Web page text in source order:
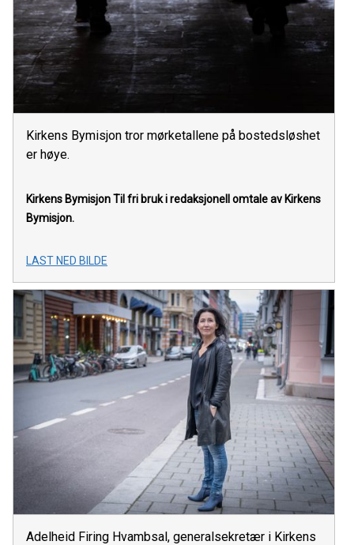
Kirkens Bymisjon tror mørketallene på bostedsløshet
er høye.
Kirkens BymisjonTil fri bruk i redaksjonell omtale av Kirkens
Bymisjon.
LAST NED BILDE
Adelheid Firing Hvambsal, generalsekretær i Kirkens